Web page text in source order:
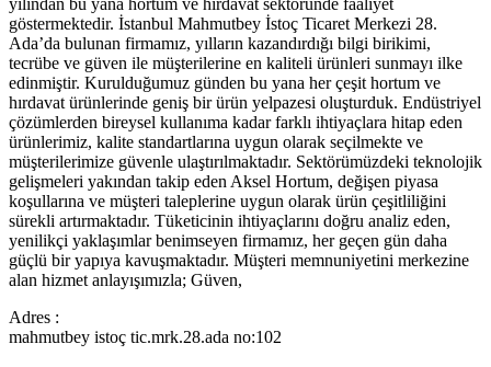
yılından bu yana hortum ve hırdavat sektöründe faaliyet
göstermektedir. İstanbul Mahmutbey İstoç Ticaret Merkezi 28.
Ada’da bulunan firmamız, yılların kazandırdığı bilgi birikimi,
tecrübe ve güven ile müşterilerine en kaliteli ürünleri sunmayı ilke
edinmiştir. Kurulduğumuz günden bu yana her çeşit hortum ve
hırdavat ürünlerinde geniş bir ürün yelpazesi oluşturduk. Endüstriyel
çözümlerden bireysel kullanıma kadar farklı ihtiyaçlara hitap eden
ürünlerimiz, kalite standartlarına uygun olarak seçilmekte ve
müşterilerimize güvenle ulaştırılmaktadır. Sektörümüzdeki teknolojik
gelişmeleri yakından takip eden Aksel Hortum, değişen piyasa
koşullarına ve müşteri taleplerine uygun olarak ürün çeşitliliğini
sürekli artırmaktadır. Tüketicinin ihtiyaçlarını doğru analiz eden,
yenilikçi yaklaşımlar benimseyen firmamız, her geçen gün daha
güçlü bir yapıya kavuşmaktadır. Müşteri memnuniyetini merkezine
alan hizmet anlayışımızla; Güven,
Adres :
mahmutbey istoç tic.mrk.28.ada no:102